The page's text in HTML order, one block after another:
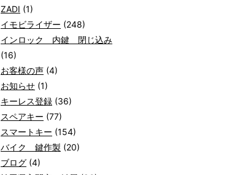
ZADI (1)
イモビライザー (248)
インロック 内鍵 閉じ込み
(16)
お客様の声 (4)
お知らせ (1)
キーレス登録 (36)
スペアキー (77)
スマートキー (154)
バイク 鍵作製 (20)
ブログ (4)